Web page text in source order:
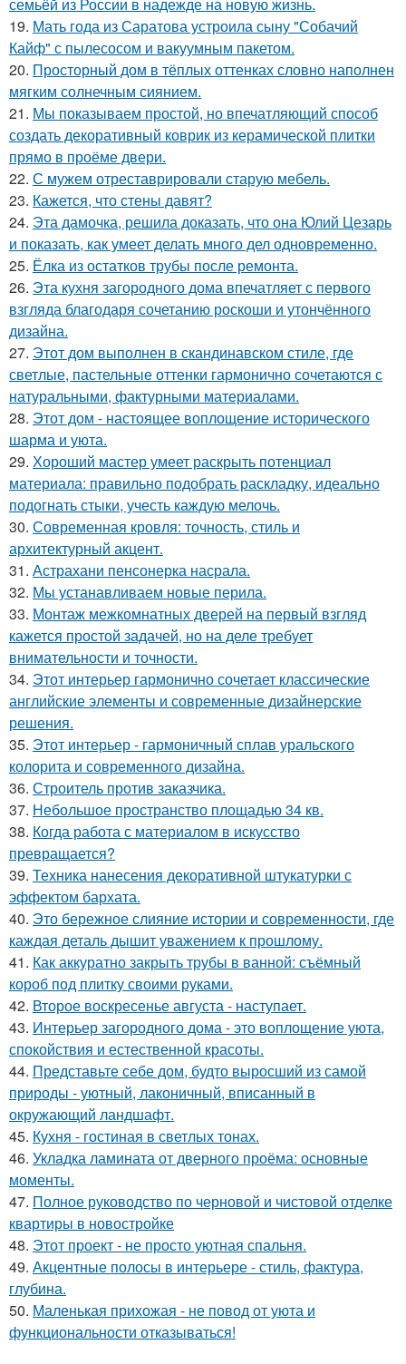
семьёй из России в надежде на новую жизнь.
19. Мать года из Саратова устроила сыну "Собачий
Кайф" с пылесосом и вакуумным пакетом.
20. Просторный дом в тёплых оттенках словно наполнен
мягким солнечным сиянием.
21. Мы показываем простой, но впечатляющий способ
создать декоративный коврик из керамической плитки
прямо в проёме двери.
22. С мужем отреставрировали старую мебель.
23. Кажется, что стены давят?
24. Эта дамочка, решила доказать, что она Юлий Цезарь
и показать, как умеет делать много дел одновременно.
25. Ёлка из остатков трубы после ремонта.
26. Эта кухня загородного дома впечатляет с первого
взгляда благодаря сочетанию роскоши и утончённого
дизайна.
27. Этот дом выполнен в скандинавском стиле, где
светлые, пастельные оттенки гармонично сочетаются с
натуральными, фактурными материалами.
28. Этот дом - настоящее воплощение исторического
шарма и уюта.
29. Хороший мастер умеет раскрыть потенциал
материала: правильно подобрать раскладку, идеально
подогнать стыки, учесть каждую мелочь.
30. Современная кровля: точность, стиль и
архитектурный акцент.
31. Астрахани пенсонерка насрала.
32. Мы устанавливаем новые перила.
33. Монтаж межкомнатных дверей на первый взгляд
кажется простой задачей, но на деле требует
внимательности и точности.
34. Этот интерьер гармонично сочетает классические
английские элементы и современные дизайнерские
решения.
35. Этот интерьер - гармоничный сплав уральского
колорита и современного дизайна.
36. Строитель против заказчика.
37. Небольшое пространство площадью 34 кв.
38. Когда работа с материалом в искусство
превращается?
39. Техника нанесения декоративной штукатурки с
эффектом бархата.
40. Это бережное слияние истории и современности, где
каждая деталь дышит уважением к прошлому.
41. Как аккуратно закрыть трубы в ванной: съёмный
короб под плитку своими руками.
42. Второе воскресенье августа - наступает.
43. Интерьер загородного дома - это воплощение уюта,
спокойствия и естественной красоты.
44. Представьте себе дом, будто выросший из самой
природы - уютный, лаконичный, вписанный в
окружающий ландшафт.
45. Кухня - гостиная в светлых тонах.
46. Укладка ламината от дверного проёма: основные
моменты.
47. Полное руководство по черновой и чистовой отделке
квартиры в новостройке
48. Этот проект - не просто уютная спальня.
49. Акцентные полосы в интерьере - стиль, фактура,
глубина.
50. Маленькая прихожая - не повод от уюта и
функциональности отказываться!